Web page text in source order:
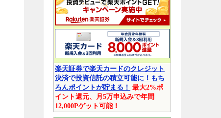
楽天証券で楽天カードのクレジット
決済で投資信託の積立可能に！もち
ろんポイントが貯まる！ 最大2%ポ
イント還元、月5万申込みで年間
12,000Pゲット可能！